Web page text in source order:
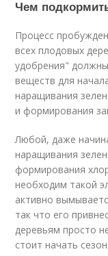
Чем
Процесс
всех плодовых
удобрения"
веществ для
наращивания
и формирования
Любой, даже
наращивания
формирования
необходим такой
активно
так что его
деревьям просто
стоит начать